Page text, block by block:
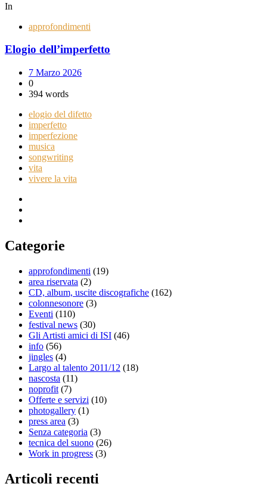
In
approfondimenti
Elogio dell’imperfetto
7 Marzo 2026
0
394 words
elogio del difetto
imperfetto
imperfezione
musica
songwriting
vita
vivere la vita
Categorie
approfondimenti (19)
area riservata (2)
CD, album, uscite discografiche (162)
colonnesonore (3)
Eventi (110)
festival news (30)
Gli Artisti amici di ISI (46)
info (56)
jingles (4)
Largo al talento 2011/12 (18)
nascosta (11)
noprofit (7)
Offerte e servizi (10)
photogallery (1)
press area (3)
Senza categoria (3)
tecnica del suono (26)
Work in progress (3)
Articoli recenti